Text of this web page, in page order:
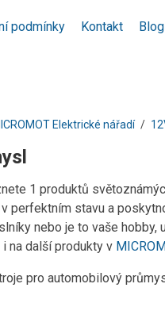
podmínky Kontakt Blog
Elektrické nářadí
1 produktů
stavu a
nebo je to vaše hobby,
na další produkty v
pro automobilový